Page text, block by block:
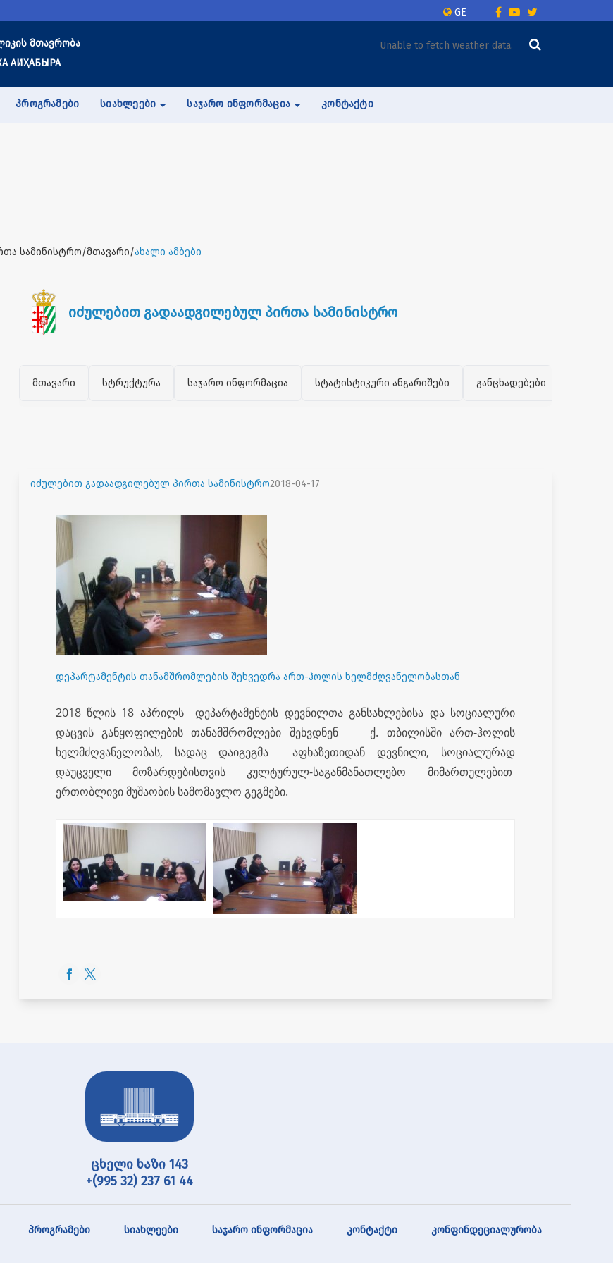
GE
მთავრობა
АИҲАБЫРА
Unable to fetch weather data.
ᲞᲠᲝᲒᲠᲐᲛᲔᲑᲘ ᲡᲘᲐᲮᲚᲔᲔᲑᲘ ᲡᲐᲯᲐᲠᲝ ᲘᲜᲤᲝᲠᲛᲐᲪᲘᲐ ᲙᲝᲜᲢᲐᲥᲢᲘ
სამინისტრო/მთავარი/ახალი ამბები
იძულებით გადაადგილებულ პირთა სამინისტრო
მთავარი სტრუქტურა საჯარო ინფორმაცია სტატისტიკური ანგარიშები განცხადებები
იძულებით გადაადგილებულ პირთა სამინისტრო2018-04-17
დეპარტამენტის თანამშრომლების შეხვედრა ართ-ჰოლის ხელმძღვანელობასთან
2018 წლის 18 აპრილს დეპარტამენტის დევნილთა განსახლებისა და სოციალური
დაცვის განყოფილების თანამშრომლები შეხვდნენ ქ. თბილისში ართ-ჰოლის
ხელმძღვანელობას, სადაც დაიგეგმა აფხაზეთიდან დევნილი, სოციალურად
დაუცველი მოზარდებისთვის კულტურულ-საგანმანათლებო მიმართულებით
ერთობლივი მუშაობის სამომავლო გეგმები.
ცხელი ხაზი 143
+(995 32) 237 61 44
პროგრამები სიახლეები საჯარო ინფორმაცია კონტაქტი კონფინდეციალურობა